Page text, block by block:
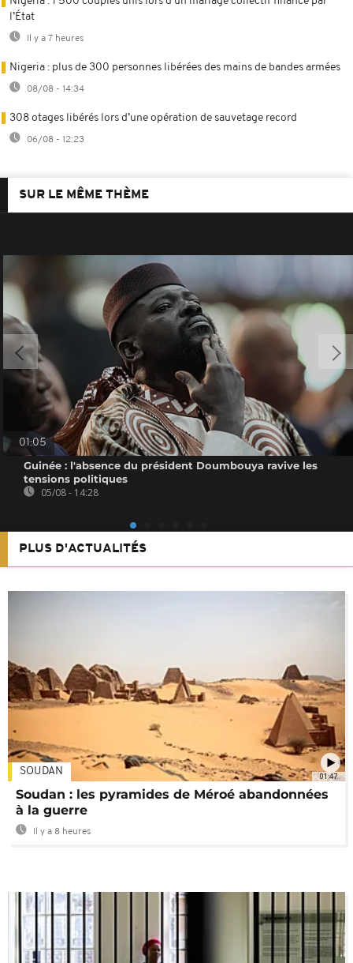
l’État
Il y a 7 heures
Nigeria : plus de 300 personnes libérées des mains de bandes armées
08/08 - 14:34
308 otages libérés lors d’une opération de sauvetage record
06/08 - 12:23
SUR LE MÊME THÈME
01:05
Guinée : l'absence du président Doumbouya ravive les
tensions politiques
05/08 - 14:28
PLUS D'ACTUALITÉS
01:47
SOUDAN
Soudan : les pyramides de Méroé abandonnées
à la guerre
Il y a 8 heures